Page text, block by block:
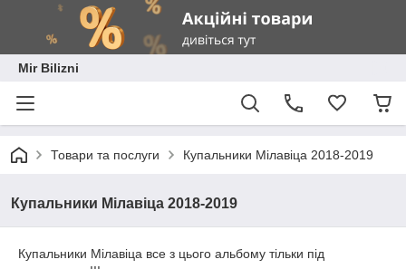
Mir Bilizni
Товари та послуги Купальники Мілавіца 2018-2019
Купальники Мілавіца 2018-2019
Купальники Мілавіца все з цього альбому тільки під